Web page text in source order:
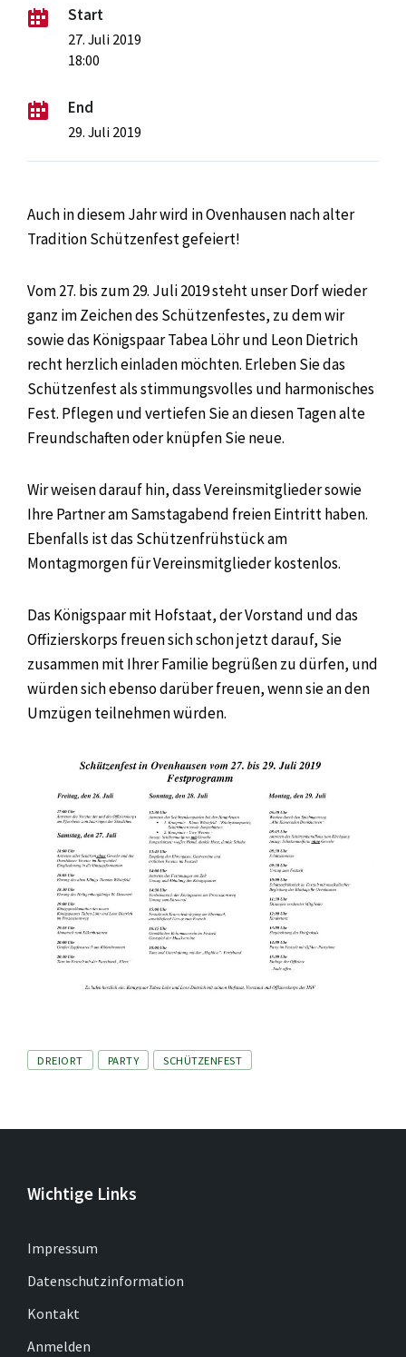
Start
27. Juli 2019
18:00
End
29. Juli 2019
Auch in diesem Jahr wird in Ovenhausen nach alter
Tradition Schützenfest gefeiert!
Vom 27. bis zum 29. Juli 2019 steht unser Dorf wieder
ganz im Zeichen des Schützenfestes, zu dem wir
sowie das Königspaar Tabea Löhr und Leon Dietrich
recht herzlich einladen möchten. Erleben Sie das
Schützenfest als stimmungsvolles und harmonisches
Fest. Pflegen und vertiefen Sie an diesen Tagen alte
Freundschaften oder knüpfen Sie neue.
Wir weisen darauf hin, dass Vereinsmitglieder sowie
Ihre Partner am Samstagabend freien Eintritt haben.
Ebenfalls ist das Schützenfrühstück am
Montagmorgen für Vereinsmitglieder kostenlos.
Das Königspaar mit Hofstaat, der Vorstand und das
Offizierskorps freuen sich schon jetzt darauf, Sie
zusammen mit Ihrer Familie begrüßen zu dürfen, und
würden sich ebenso darüber freuen, wenn sie an den
Umzügen teilnehmen würden.
Tags
DREIORT PARTY SCHÜTZENFEST
Wichtige Links
Impressum
Datenschutzinformation
Kontakt
Anmelden